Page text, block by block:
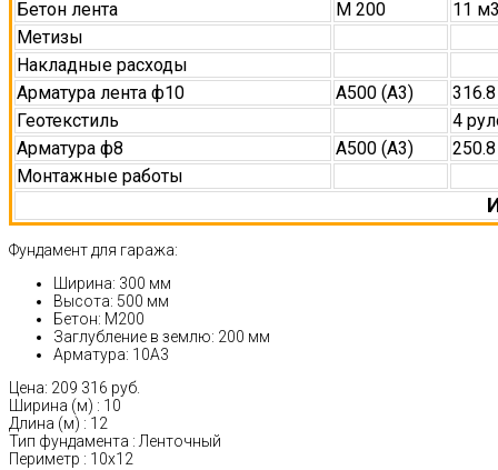
Бетон лента
М 200
11
Метизы
Накладные расходы
Арматура лента ф10
А500 (А3)
Геотекстиль
4
Арматура ф8
А500 (А3)
Монтажные работы
Фундамент для гаража:
Ширина: 300 мм
Высота: 500 мм
Бетон: М200
Заглубление в землю: 200 мм
Арматура: 10А3
Цена: 209 316 руб.
Ширина (м) : 10
Длина (м) : 12
Тип фундамента :Ленточный
Периметр : 10х12